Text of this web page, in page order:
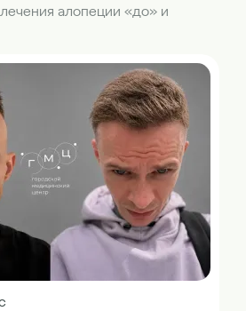
алопеции «до» и